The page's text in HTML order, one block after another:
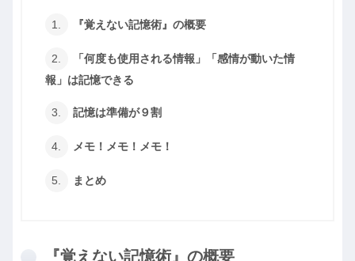
『覚えない記憶術』の概要
「何度も使用される情報」「感情が動いた情
報」は記憶できる
記憶は準備が９割
メモ！メモ！メモ！
まとめ
『覚えない記憶術』の概要